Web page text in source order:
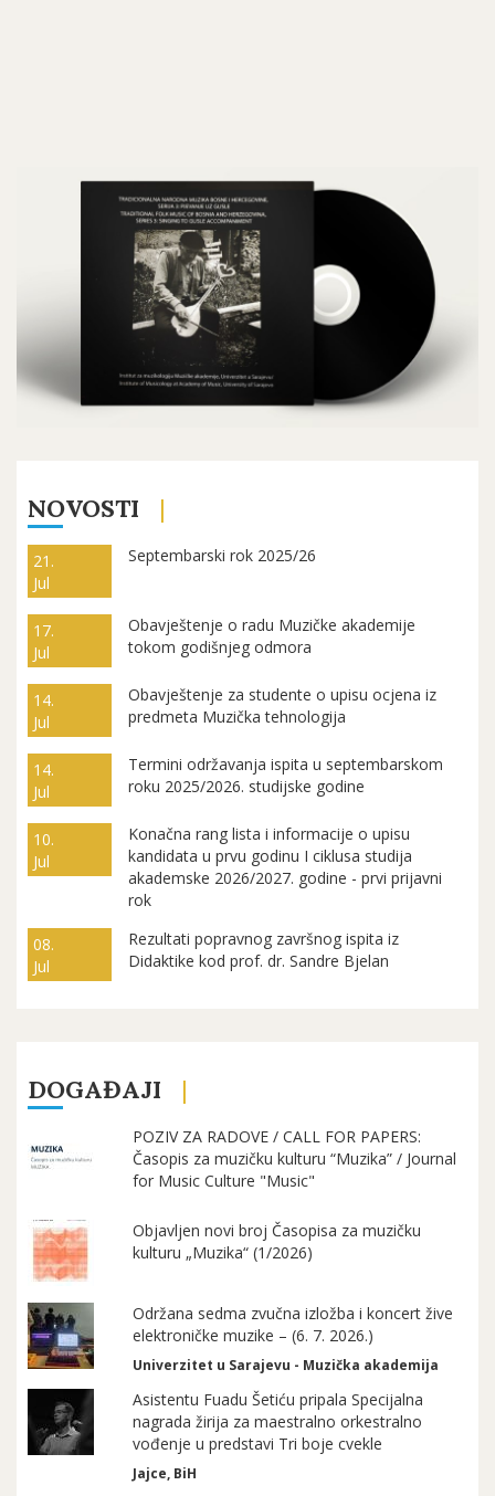
NOVOSTI
21.
Jul
Septembarski rok 2025/26
17.
Jul
Obavještenje o radu Muzičke akademije
tokom godišnjeg odmora
14.
Jul
Obavještenje za studente o upisu ocjena iz
predmeta Muzička tehnologija
14.
Jul
Termini održavanja ispita u septembarskom
roku 2025/2026. studijske godine
10.
Jul
Konačna rang lista i informacije o upisu
kandidata u prvu godinu I ciklusa studija
akademske 2026/2027. godine - prvi prijavni
rok
08.
Jul
Rezultati popravnog završnog ispita iz
Didaktike kod prof. dr. Sandre Bjelan
DOGAĐAJI
POZIV ZA RADOVE / CALL FOR PAPERS:
Časopis za muzičku kulturu “Muzika” / Journal
for Music Culture "Music"
Objavljen novi broj Časopisa za muzičku
kulturu „Muzika“ (1/2026)
Održana sedma zvučna izložba i koncert žive
elektroničke muzike – (6. 7. 2026.)
Univerzitet u Sarajevu - Muzička akademija
Asistentu Fuadu Šetiću pripala Specijalna
nagrada žirija za maestralno orkestralno
vođenje u predstavi Tri boje cvekle
Jajce, BiH